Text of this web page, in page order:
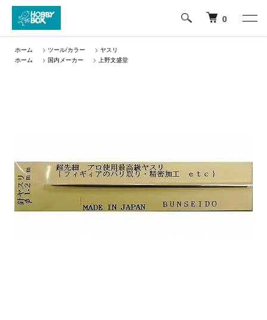
0
ホーム > ツール/カラー > ヤスリ
ホーム
> 国内メーカー > 上野文盛堂